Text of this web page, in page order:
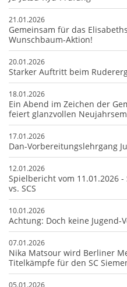
21.01.2026
Gemeinsam für das
Wunschbaum-Aktion!
20.01.2026
Starker Auftritt beim
18.01.2026
Ein Abend im Zeichen der
feiert glanzvollen
17.01.2026
Dan-Vorbereitungslehrgang
12.01.2026
Spielbericht vom 11.01.2026
vs. SCS
10.01.2026
Achtung: Doch keine Jugend-
07.01.2026
Nika Matsour wird Berliner
Titelkämpfe für den SC
05.01.2026